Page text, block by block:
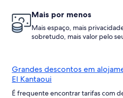
Mais por menos
Mais espaço, mais
sobretudo, mais valor pelo
Grandes descontos em
El Kantaoui
É frequente encontrar tarifas com